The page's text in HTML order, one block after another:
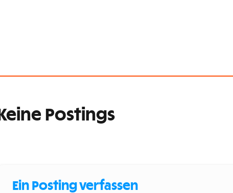
Keine Postings
Ein Posting verfassen